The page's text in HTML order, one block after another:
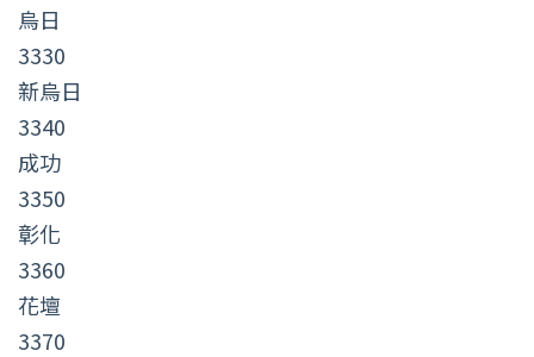
烏日
3330
新烏日
3340
成功
3350
彰化
3360
花壇
3370